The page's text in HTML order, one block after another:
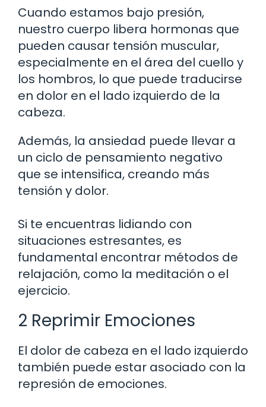
Cuando estamos bajo presión,
nuestro cuerpo libera hormonas que
pueden causar tensión muscular,
especialmente en el área del cuello y
los hombros, lo que puede traducirse
en dolor en el lado izquierdo de la
cabeza.
Además, la ansiedad puede llevar a
un ciclo de pensamiento negativo
que se intensifica, creando más
tensión y dolor.
Si te encuentras lidiando con
situaciones estresantes, es
fundamental encontrar métodos de
relajación, como la meditación o el
ejercicio.
2 Reprimir Emociones
El dolor de cabeza en el lado izquierdo
también puede estar asociado con la
represión de emociones.